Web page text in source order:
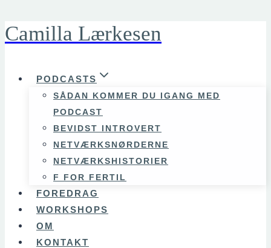
Fortsæt
til
Camilla Lærkesen
PODCASTS
SÅDAN KOMMER DU IGANG MED
PODCAST
BEVIDST INTROVERT
NETVÆRKSNØRDERNE
NETVÆRKSHISTORIER
F FOR FERTIL
FOREDRAG
WORKSHOPS
OM
KONTAKT